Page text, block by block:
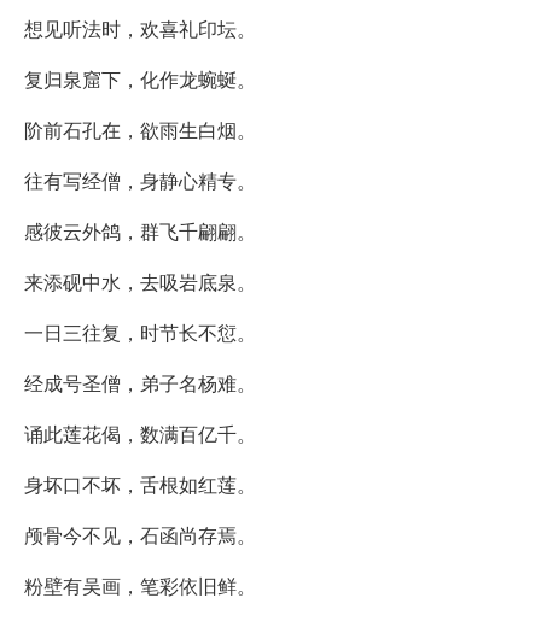
想见听法时，欢喜礼印坛。
复归泉窟下，化作龙蜿蜒。
阶前石孔在，欲雨生白烟。
往有写经僧，身静心精专。
感彼云外鸽，群飞千翩翩。
来添砚中水，去吸岩底泉。
一日三往复，时节长不愆。
经成号圣僧，弟子名杨难。
诵此莲花偈，数满百亿千。
身坏口不坏，舌根如红莲。
颅骨今不见，石函尚存焉。
粉壁有吴画，笔彩依旧鲜。